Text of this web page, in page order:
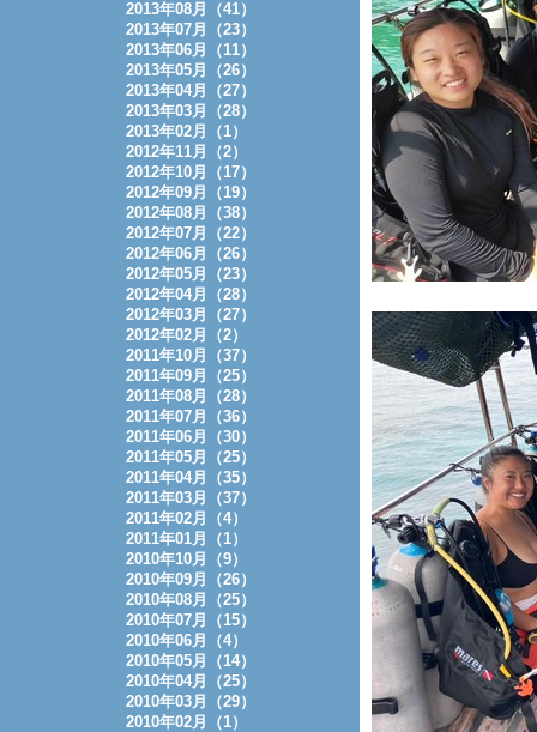
2013年08月（41）
2013年07月（23）
2013年06月（11）
2013年05月（26）
2013年04月（27）
2013年03月（28）
2013年02月（1）
2012年11月（2）
2012年10月（17）
2012年09月（19）
2012年08月（38）
2012年07月（22）
2012年06月（26）
2012年05月（23）
2012年04月（28）
2012年03月（27）
2012年02月（2）
2011年10月（37）
2011年09月（25）
2011年08月（28）
2011年07月（36）
2011年06月（30）
2011年05月（25）
2011年04月（35）
2011年03月（37）
2011年02月（4）
2011年01月（1）
2010年10月（9）
2010年09月（26）
2010年08月（25）
2010年07月（15）
2010年06月（4）
2010年05月（14）
2010年04月（25）
2010年03月（29）
2010年02月（1）